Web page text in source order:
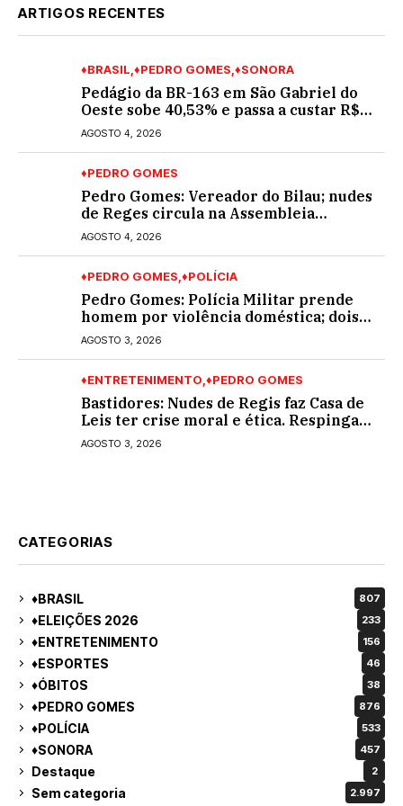
ARTIGOS RECENTES
♦BRASIL ♦PEDRO GOMES ♦SONORA
Pedágio da BR-163 em São Gabriel do
Oeste sobe 40,53% e passa a custar R$
10,70 a partir desta quarta-feira
AGOSTO 4, 2026
♦PEDRO GOMES
Pedro Gomes: Vereador do Bilau; nudes
de Reges circula na Assembleia
Legislativa de MS e também na
governadoria
AGOSTO 4, 2026
♦PEDRO GOMES ♦POLÍCIA
Pedro Gomes: Polícia Militar prende
homem por violência doméstica; dois
socos na cara dela
AGOSTO 3, 2026
♦ENTRETENIMENTO ♦PEDRO GOMES
Bastidores: Nudes de Regis faz Casa de
Leis ter crise moral e ética. Respinga
em todos os vereadores e decredibiliza
vereança
AGOSTO 3, 2026
CATEGORIAS
♦BRASIL 807
♦ELEIÇÕES 2026 233
♦ENTRETENIMENTO 156
♦ESPORTES 46
♦ÓBITOS 38
♦PEDRO GOMES 876
♦POLÍCIA 533
♦SONORA 457
Destaque 2
Sem categoria 2.997